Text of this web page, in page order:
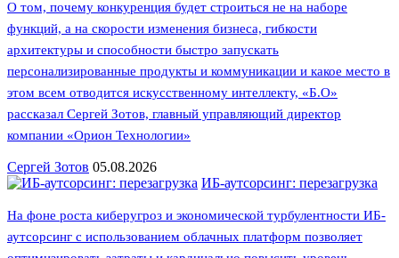
О том, почему конкуренция будет строиться не на наборе
функций, а на скорости изменения бизнеса, гибкости
архитектуры и способности быстро запускать
персонализированные продукты и коммуникации и какое место в
этом всем отводится искусственному интеллекту, «Б.О»
рассказал Сергей Зотов, главный управляющий директор
компании «Орион Технологии»
Сергей Зотов 05.08.2026
ИБ-аутсорсинг: перезагрузка
На фоне роста киберугроз и экономической турбулентности ИБ-
аутсорсинг с использованием облачных платформ позволяет